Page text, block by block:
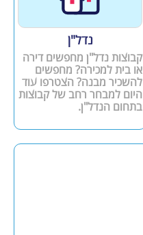
נדל"ן
קבוצות נדל"ן מחפשים דירה
או בית למכירה? מחפשים
להשכיר מבנה? הצטרפו עוד
היום למבחר רחב של קבוצות
בתחום הנדל"ן.